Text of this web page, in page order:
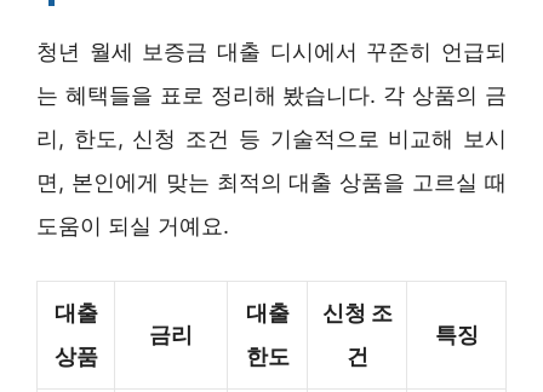
청년 월세 보증금 대출 디시에서 꾸준히 언급되
는 혜택들을 표로 정리해 봤습니다. 각 상품의 금
리, 한도, 신청 조건 등 기술적으로 비교해 보시
면, 본인에게 맞는 최적의 대출 상품을 고르실 때
도움이 되실 거예요.
대출
상품
금리
대출
한도
신청 조
건
특징